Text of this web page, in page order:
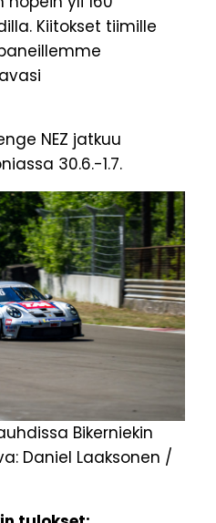
Kiitokset tiimille
NEZ jatkuu
30.6.-1.7.
Bikerniekin
Daniel Laaksonen /